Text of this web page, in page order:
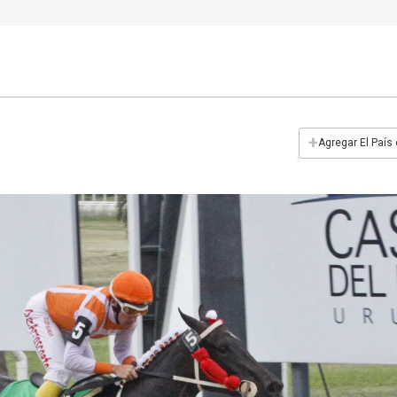
+Agregar El País